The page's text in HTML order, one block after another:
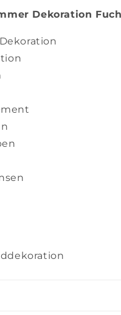
Dekoration